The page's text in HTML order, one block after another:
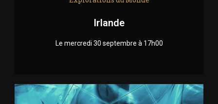
Irlande
Le mercredi 30 septembre à 17h00